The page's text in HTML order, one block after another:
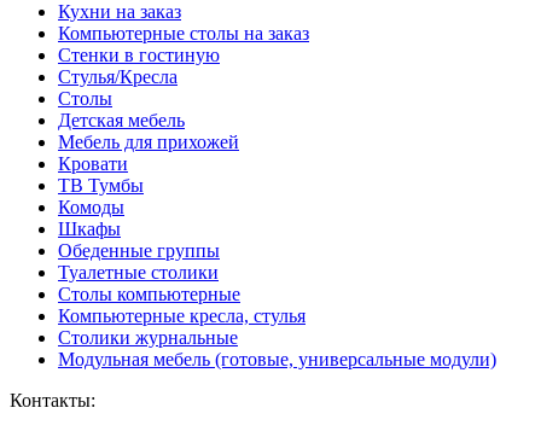
Кухни на заказ
Компьютерные столы на заказ
Стенки в гостиную
Стулья/Кресла
Столы
Детская мебель
Мебель для прихожей
Кровати
ТВ Тумбы
Комоды
Шкафы
Обеденные группы
Туалетные столики
Столы компьютерные
Компьютерные кресла, стулья
Столики журнальные
Модульная мебель (готовые, универсальные модули)
Контакты: